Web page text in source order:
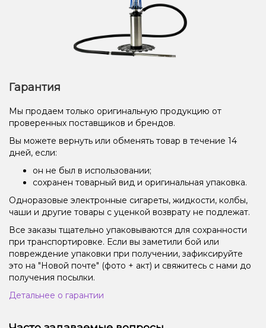
Гарантия
Мы продаем только оригинальную продукцию от
проверенных поставщиков и брендов.
Вы можете вернуть или обменять товар в течение 14
дней, если:
он не был в использовании;
сохранен товарный вид и оригинальная упаковка.
Одноразовые электронные сигареты, жидкости, колбы,
чаши и другие товары с уценкой возврату не подлежат.
Все заказы тщательно упаковываются для сохранности
при транспортировке. Если вы заметили бой или
повреждение упаковки при получении, зафиксируйте
это на "Новой почте" (фото + акт) и свяжитесь с нами до
получения посылки.
Детальнее о гарантии